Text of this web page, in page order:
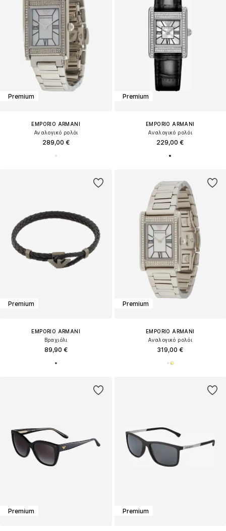
Premium
EMPORIO ARMANI
Αναλογικό ρολόι
289,00 €
Premium
EMPORIO ARMANI
Αναλογικό ρολόι
229,00 €
Premium
EMPORIO ARMANI
Βραχιόλι
89,90 €
Premium
EMPORIO ARMANI
Αναλογικό ρολόι
319,00 €
Premium Premium